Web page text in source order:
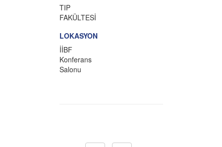
TIP
FAKÜLTESİ
LOKASYON
İİBF
Konferans
Salonu